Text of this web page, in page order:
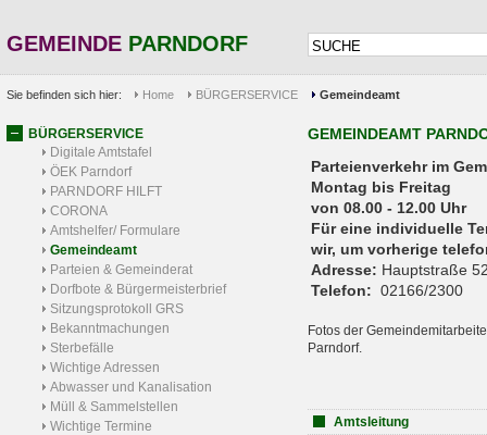
GEMEINDE PARNDORF
Sie befinden sich hier: Home BÜRGERSERVICE Gemeindeamt
BÜRGERSERVICE
Digitale Amtstafel
ÖEK Parndorf
PARNDORF HILFT
CORONA
Amtshelfer/ Formulare
Gemeindeamt
Parteien & Gemeinderat
Dorfbote & Bürgermeisterbrief
Sitzungsprotokoll GRS
Bekanntmachungen
Sterbefälle
Wichtige Adressen
Abwasser und Kanalisation
Müll & Sammelstellen
Wichtige Termine
GEMEINDEAMT
Parteienverkehr
Montag bis Freitag
von 08.00 - 12.00 Uhr
Für eine individuelle
wir, um vorherige
Adresse: Hauptstraße
Telefon: 02166/2300
Fotos der
Parndorf.
Amtsleitung